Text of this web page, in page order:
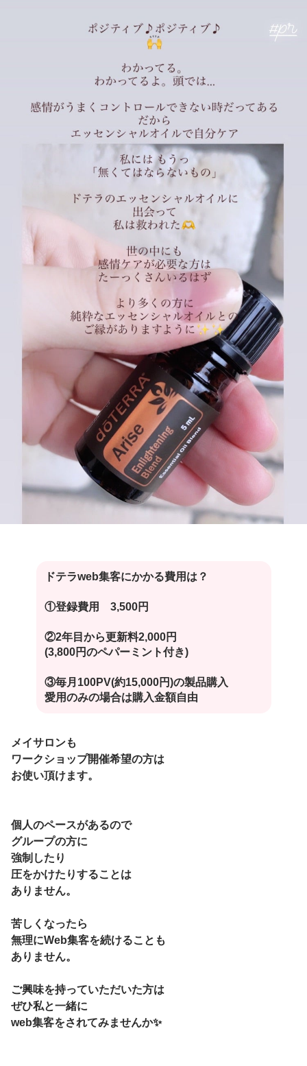
ドテラweb集客にかかる費用は？
①登録費用 3,500円
②2年目から更新料2,000円
(3,800円のペパーミント付き)
③毎月100PV(約15,000円)の製品購入
愛用のみの場合は購入金額自由
メイサロンも
ワークショップ開催希望の方は
お使い頂けます。
個人のペースがあるので
グループの方に
強制したり
圧をかけたりすることは
ありません。
苦しくなったら
無理にWeb集客を続けることも
ありません。
ご興味を持っていただいた方は
ぜひ私と一緒に
web集客をされてみませんか✨